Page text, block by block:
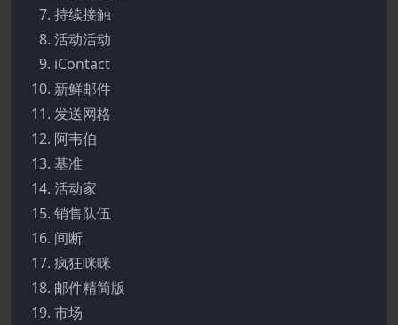
持续接触
活动活动
iContact
新鲜邮件
发送网格
阿韦伯
基准
活动家
销售队伍
间断
疯狂咪咪
邮件精简版
市场